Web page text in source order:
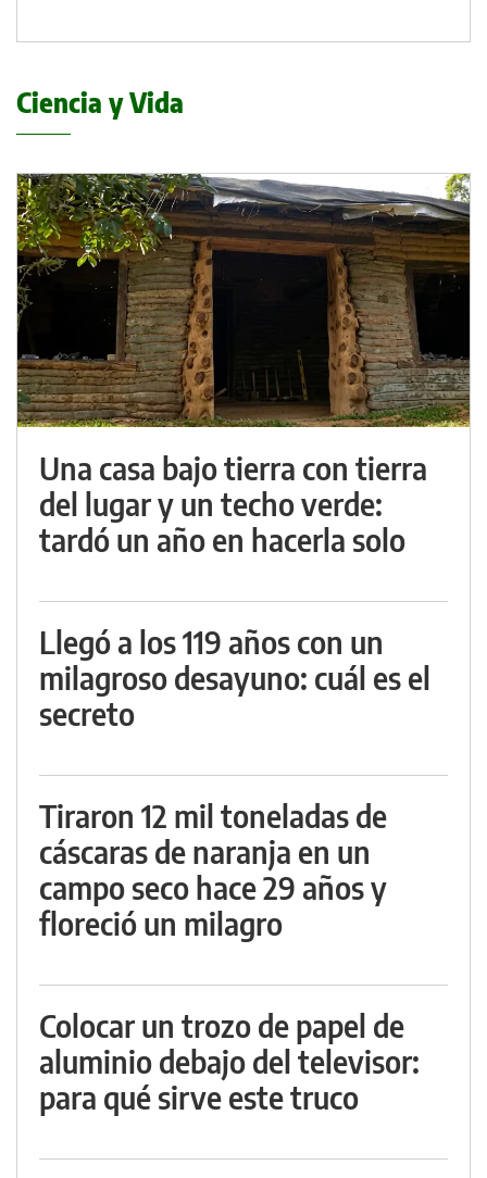
Ciencia y Vida
Una casa bajo tierra con tierra
del lugar y un techo verde:
tardó un año en hacerla solo
Llegó a los 119 años con un
milagroso desayuno: cuál es el
secreto
Tiraron 12 mil toneladas de
cáscaras de naranja en un
campo seco hace 29 años y
floreció un milagro
Colocar un trozo de papel de
aluminio debajo del televisor:
para qué sirve este truco